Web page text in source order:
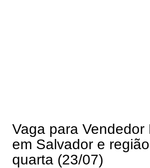
Vaga para Vendedor
em Salvador e
quarta (23/07)